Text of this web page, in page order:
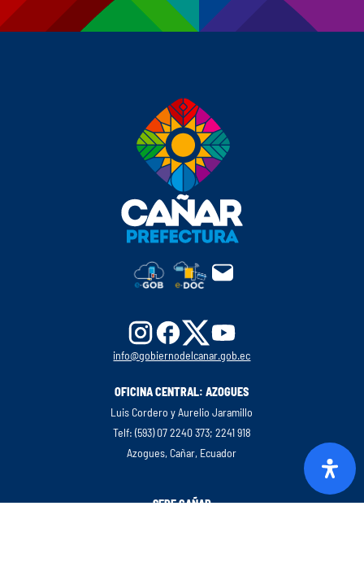
info@gobiernodelcanar.gob.ec
OFICINA CENTRAL: AZOGUES
Luis Cordero y Aurelio Jaramillo
Telf: (593) 07 2240 373; 2241 918
Azogues, Cañar, Ecuador
SEDE CAÑAR